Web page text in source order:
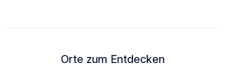
Orte zum Entdecken